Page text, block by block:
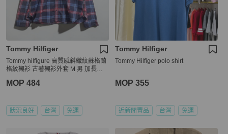
Tommy Hilfiger
Tommy hilfigure 高質感斜織紋蘇格蘭
格紋襯衫 古著襯衫外套 M 男 加長款 v
MOP 484
狀況良好 台灣 免運
Tommy Hilfiger
Tommy Hilfiger polo shirt
MOP 355
近新閒置品 台灣 免運